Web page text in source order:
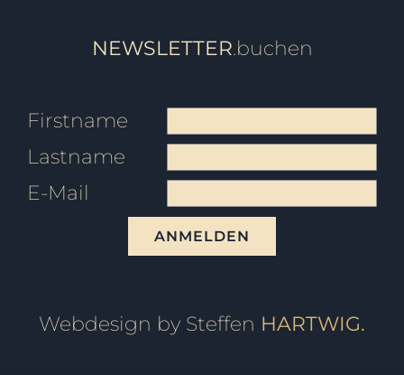
NEWSLETTER.buchen
Firstname
Lastname
E-Mail
ANMELDEN
Webdesign by Steffen HARTWIG.